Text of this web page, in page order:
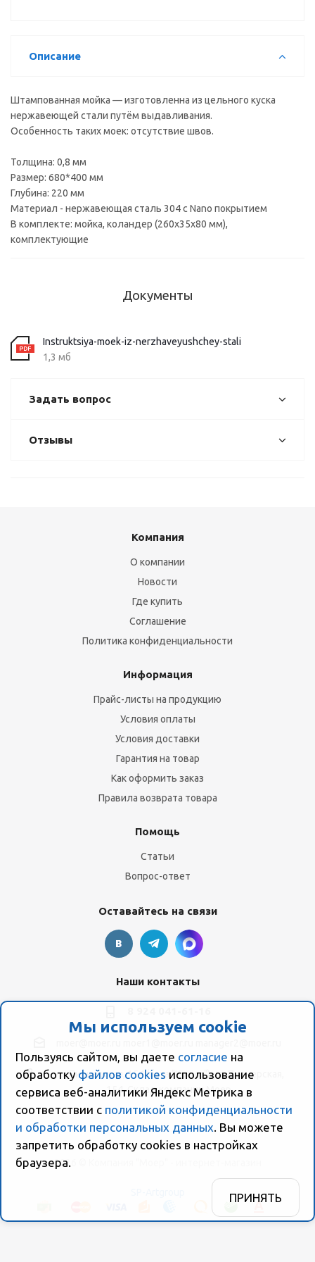
Описание
Штампованная мойка — изготовленна из цельного куска
нержавеющей стали путём выдавливания.
Особенность таких моек: отсутствие швов.
Толщина: 0,8 мм
Размер: 680*400 мм
Глубина: 220 мм
Материал - нержавеющая сталь 304 с Nano покрытием
В комплекте: мойка, коландер (260х35х80 мм),
комплектующие
Документы
Instruktsiya-moek-iz-nerzhaveyushchey-stali
1,3 мб
Задать вопрос
Отзывы
Мы используем cookie
Пользуясь сайтом, вы даете согласие на
обработку файлов cookies использование
сервиса веб-аналитики Яндекс Метрика в
соответствии с политикой конфиденциальности
и обработки персональных данных. Вы можете
запретить обработку сookies в настройках
браузера.
ПРИНЯТЬ
Компания
О компании
Новости
Где купить
Соглашение
Политика конфиденциальности
Информация
Прайс-листы на продукцию
Условия оплаты
Условия доставки
Гарантия на товар
Как оформить заказ
Правила возврата товара
Помощь
Статьи
Вопрос-ответ
Оставайтесь на связи
Наши контакты
ул. Пионерская, 154 (база "Космо") ул. Пионерская,
154, Склад компании Моер
2026 © Компания "Моер" - интернет-магазин